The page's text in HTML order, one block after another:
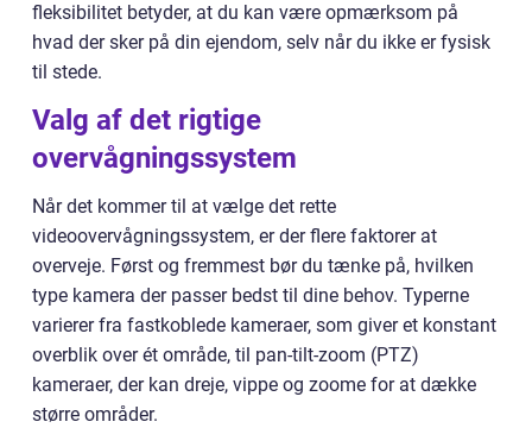
fleksibilitet betyder, at du kan være opmærksom på
hvad der sker på din ejendom, selv når du ikke er fysisk
til stede.
Valg af det rigtige
overvågningssystem
Når det kommer til at vælge det rette
videoovervågningssystem, er der flere faktorer at
overveje. Først og fremmest bør du tænke på, hvilken
type kamera der passer bedst til dine behov. Typerne
varierer fra fastkoblede kameraer, som giver et konstant
overblik over ét område, til pan-tilt-zoom (PTZ)
kameraer, der kan dreje, vippe og zoome for at dække
større områder.